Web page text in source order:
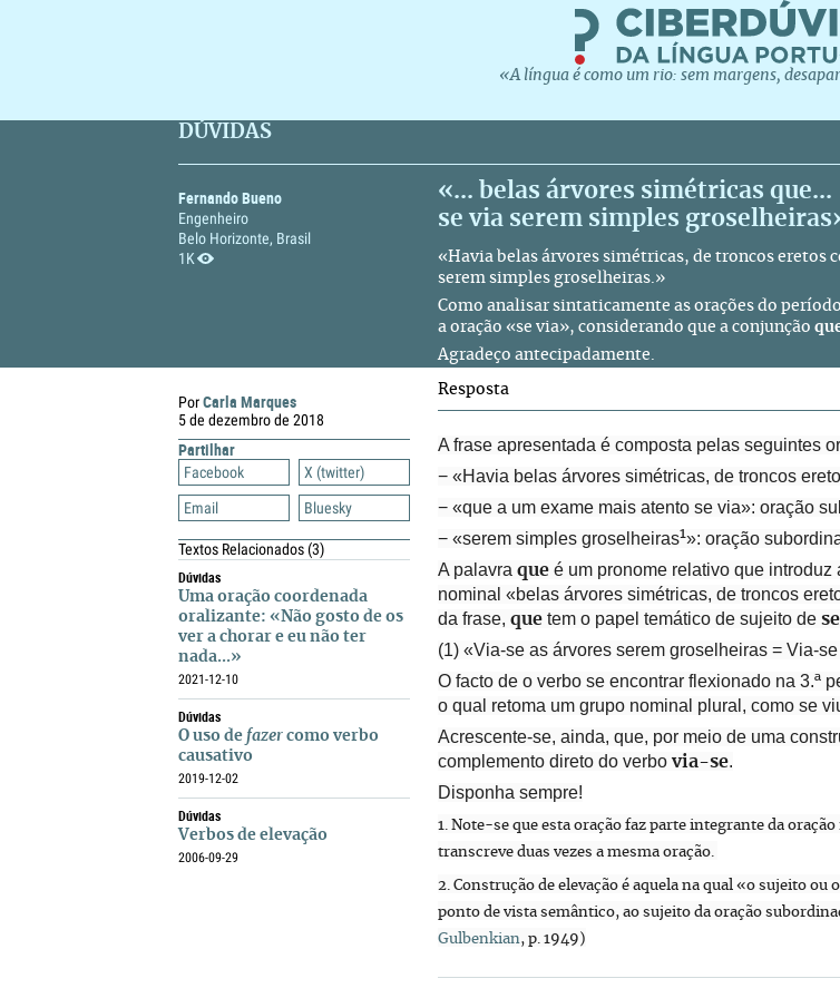
«A língua é como um rio: sem margens,
DÚVIDAS
Fernando Bueno
Engenheiro
Belo Horizonte, Brasil
1K
«... belas árvores simétricas que...
se via serem simples
«Havia belas árvores simétricas, de troncos eretos
serem simples groselheiras.»
Como analisar sintaticamente as orações do
a oração «se via», considerando que a conjunção
Agradeço antecipadamente.
PorCarla Marques
5 de dezembro de 2018
Partilhar
Facebook
X (twitter)
Email
Bluesky
Textos Relacionados(3)
Dúvidas
Uma oração coordenada
oralizante: «Não gosto de os
ver a chorar e eu não ter
nada...»
2021-12-10
Dúvidas
O uso de fazer como verbo
causativo
2019-12-02
Dúvidas
Verbos de elevação
2006-09-29
Resposta
A frase apresentada é composta pelas seguintes
− «Havia belas árvores simétricas, de troncos
− «que a um exame mais atento se via»: oração
− «serem simples groselheiras1»: oração
A palavra que é um pronome relativo que
nominal «belas árvores simétricas, de troncos
da frase, que tem o papel temático de sujeito de
(1) «Via-se as árvores serem groselheiras = Via-
O facto de o verbo se encontrar flexionado na 3.ª
o qual retoma um grupo nominal plural, como se
Acrescente-se, ainda, que, por meio de uma
complemento direto do verbo via-se.
Disponha sempre!
1. Note-se que esta oração faz parte integrante da
transcreve duas vezes a mesma oração.
2. Construção de elevação é aquela na qual «o sujeito
ponto de vista semântico, ao sujeito da oração
Gulbenkian, p. 1949)